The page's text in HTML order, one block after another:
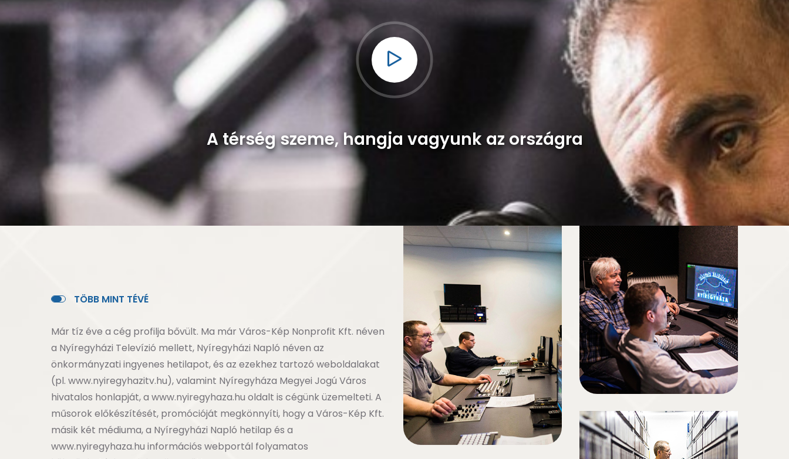
A térség szeme, hangja vagyunk az országra
TÖBB MINT TÉVÉ
Már tíz éve a cég profilja bővült. Ma már Város-Kép Nonprofit Kft. néven
a Nyíregyházi Televízió mellett, Nyíregyházi Napló néven az
önkormányzati ingyenes hetilapot, és az ezekhez tartozó weboldalakat
(pl. www.nyiregyhazitv.hu), valamint Nyíregyháza Megyei Jogú Város
hivatalos honlapját, a www.nyiregyhaza.hu oldalt is cégünk üzemelteti. A
műsorok előkészítését, promócióját megkönnyíti, hogy a Város-Kép Kft.
másik két médiuma, a Nyíregyházi Napló hetilap és a
www.nyiregyhaza.hu információs webportál folyamatos